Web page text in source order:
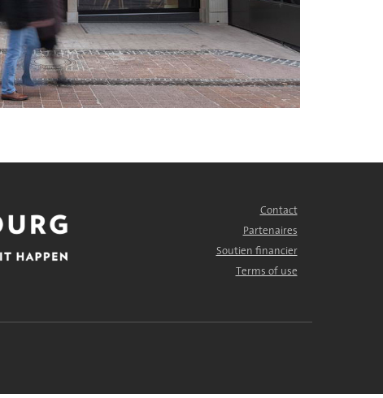
Contact
Partenaires
Soutien financier
Terms of use